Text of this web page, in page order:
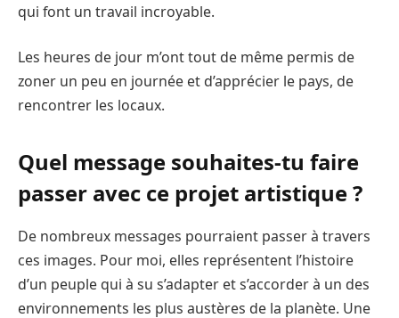
qui font un travail incroyable.
Les heures de jour m’ont tout de même permis de
zoner un peu en journée et d’apprécier le pays, de
rencontrer les locaux.
Quel message souhaites-tu faire
passer avec ce projet artistique ?
De nombreux messages pourraient passer à travers
ces images. Pour moi, elles représentent l’histoire
d’un peuple qui à su s’adapter et s’accorder à un des
environnements les plus austères de la planète. Une